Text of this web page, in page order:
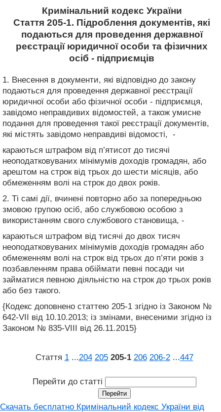
Кримінальний кодекс України
Стаття 205-1. Підроблення документів, які
подаються для проведення державної
реєстрації юридичної особи та фізичних
осіб - підприємців
1. Внесення в документи, які відповідно до закону
подаються для проведення державної реєстрації
юридичної особи або фізичної особи - підприємця,
завідомо неправдивих відомостей, а також умисне
подання для проведення такої реєстрації документів,
які містять завідомо неправдиві відомості, -
караються штрафом від п’ятисот до тисячі
неоподатковуваних мінімумів доходів громадян, або
арештом на строк від трьох до шести місяців, або
обмеженням волі на строк до двох років.
2. Ті самі дії, вчинені повторно або за попередньою
змовою групою осіб, або службовою особою з
використанням свого службового становища, -
караються штрафом від тисячі до двох тисяч
неоподатковуваних мінімумів доходів громадян або
обмеженням волі на строк від трьох до п’яти років з
позбавленням права обіймати певні посади чи
займатися певною діяльністю на строк до трьох років
або без такого.
{Кодекс доповнено статтею 205-1 згідно із Законом №
642-VII від 10.10.2013; із змінами, внесеними згідно із
Законом № 835-VIII від 26.11.2015}
Стаття 1 ...204 205 205‑1 206 206‑2 ...447
Перейти до статті
Скачать бесплатно Кримінальний кодекс України від